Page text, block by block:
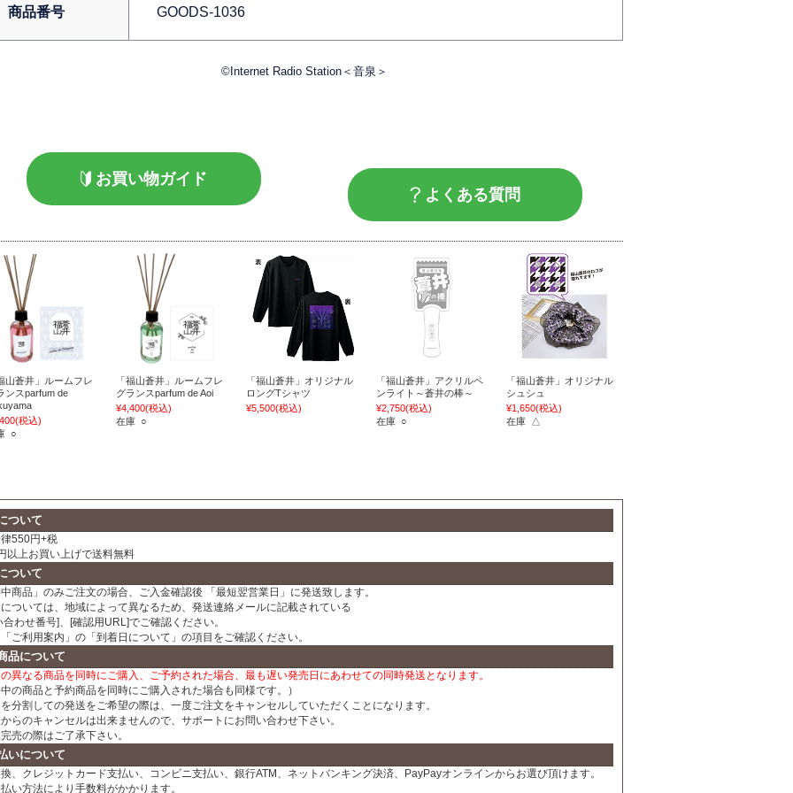
商品番号 GOODS-1036
©Internet Radio Station＜音泉＞
お買い物ガイド
よくある質問
山蒼井」ルームフレ
ンスparfum de
(税込)
○
「福山蒼井」ルームフレ
グランスparfum de Aoi
¥4,400(税込)
在庫 ○
「福山蒼井」オリジナル
ロングTシャツ
¥5,500(税込)
「福山蒼井」アクリルペ
ンライト～蒼井の棒～
¥2,750(税込)
在庫 ○
「福山蒼井」オリジナル
シュシュ
¥1,650(税込)
在庫 △
ついて
550円+税
以上お買い上げで送料無料
ついて
商品」のみご注文の場合、ご入金確認後 「最短翌営業日」に発送致します。
ついては、地域によって異なるため、発送連絡メールに記載されている
合わせ番号]、[確認用URL]でご確認ください。
ご利用案内」の「到着日について」の項目をご確認ください。
品について
異なる商品を同時にご購入、ご予約された場合、最も遅い発売日にあわせての同時発送となります。
の商品と予約商品を同時にご購入された場合も同様です。）
分割しての発送をご希望の際は、一度ご注文をキャンセルしていただくことになります。
らのキャンセルは出来ませんので、サポートにお問い合わせ下さい。
売の際はご了承下さい。
いについて
、クレジットカード支払い、コンビニ支払い、銀行ATM、ネットバンキング決済、PayPayオンラインからお選び頂けます。
い方法により手数料がかかります。